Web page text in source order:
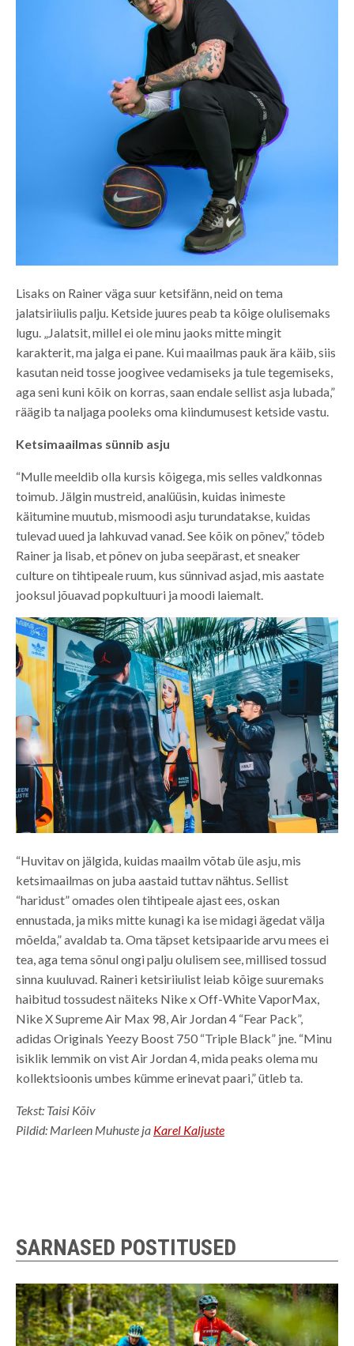
Lisaks on Rainer väga suur ketsifänn, neid on tema
jalatsiriiulis palju. Ketside juures peab ta kõige olulisemaks
lugu. „Jalatsit, millel ei ole minu jaoks mitte mingit
karakterit, ma jalga ei pane. Kui maailmas pauk ära käib, siis
kasutan neid tosse joogivee vedamiseks ja tule tegemiseks,
aga seni kuni kõik on korras, saan endale sellist asja lubada,”
räägib ta naljaga pooleks oma kiindumusest ketside vastu.
Ketsimaailmas sünnib asju
“Mulle meeldib olla kursis kõigega, mis selles valdkonnas
toimub. Jälgin mustreid, analüüsin, kuidas inimeste
käitumine muutub, mismoodi asju turundatakse, kuidas
tulevad uued ja lahkuvad vanad. See kõik on põnev,” tõdeb
Rainer ja lisab, et põnev on juba seepärast, et sneaker
culture on tihtipeale ruum, kus sünnivad asjad, mis aastate
jooksul jõuavad popkultuuri ja moodi laiemalt.
“Huvitav on jälgida, kuidas maailm võtab üle asju, mis
ketsimaailmas on juba aastaid tuttav nähtus. Sellist
“haridust” omades olen tihtipeale ajast ees, oskan
ennustada, ja miks mitte kunagi ka ise midagi ägedat välja
mõelda,” avaldab ta. Oma täpset ketsipaaride arvu mees ei
tea, aga tema sõnul ongi palju olulisem see, millised tossud
sinna kuuluvad. Raineri ketsiriiulist leiab kõige suuremaks
haibitud tossudest näiteks Nike x Off-White VaporMax,
Nike X Supreme Air Max 98, Air Jordan 4 “Fear Pack”,
adidas Originals Yeezy Boost 750 “Triple Black” jne. “Minu
isiklik lemmik on vist Air Jordan 4, mida peaks olema mu
kollektsioonis umbes kümme erinevat paari,” ütleb ta.
Tekst: Taisi Kõiv
Pildid: Marleen Muhuste ja Karel Kaljuste
SARNASED POSTITUSED